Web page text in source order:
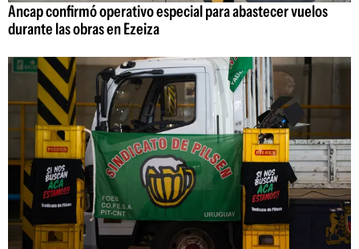
Ancap confirmó operativo especial para abastecer vuelos
durante las obras en Ezeiza